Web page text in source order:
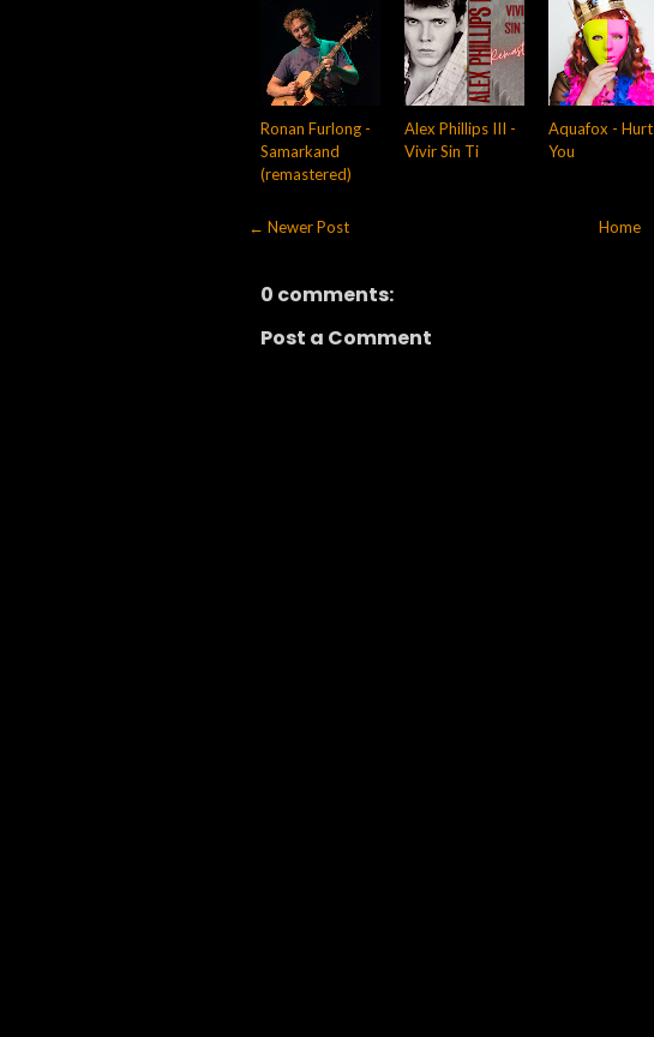
Ronan Furlong -
Samarkand
(remastered)
Alex Phillips III -
Vivir Sin Ti
Aquafox - Hurt
You
← Newer Post Home
0 comments:
Post a Comment